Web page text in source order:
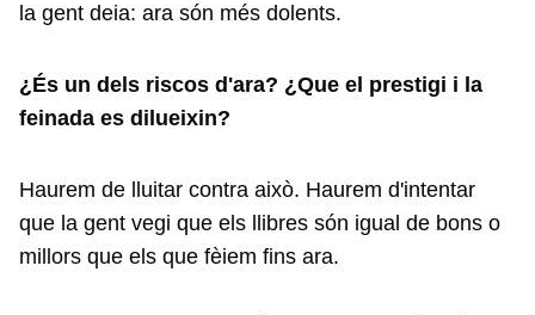
la gent deia: ara són més dolents.
¿És un dels riscos d'ara? ¿Que el prestigi i la
feinada es dilueixin?
Haurem de lluitar contra això. Haurem d'intentar
que la gent vegi que els llibres són igual de bons o
millors que els que fèiem fins ara.